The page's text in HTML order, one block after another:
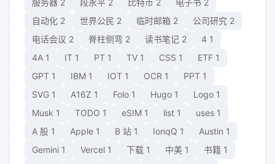
自动化 2 世界公民 2 临时邮箱 2 公司研究 2
电话会议 2 脊柱侧弯 2 读书笔记 2 4 1
4A 1 IT 1 PT 1 TV 1 CSS 1 ETF 1
GPT 1 IBM 1 IOT 1 OCR 1 PPT 1
SVG 1 A16Z 1 Folo 1 Hugo 1 Logo 1
Musk 1 TODO 1 eSIM 1 list 1 uses 1
A 股 1 Apple 1 B 站 1 IonqQ 1 Austin 1
Gemini 1 Vercel 1 下载 1 中美 1 书籍 1